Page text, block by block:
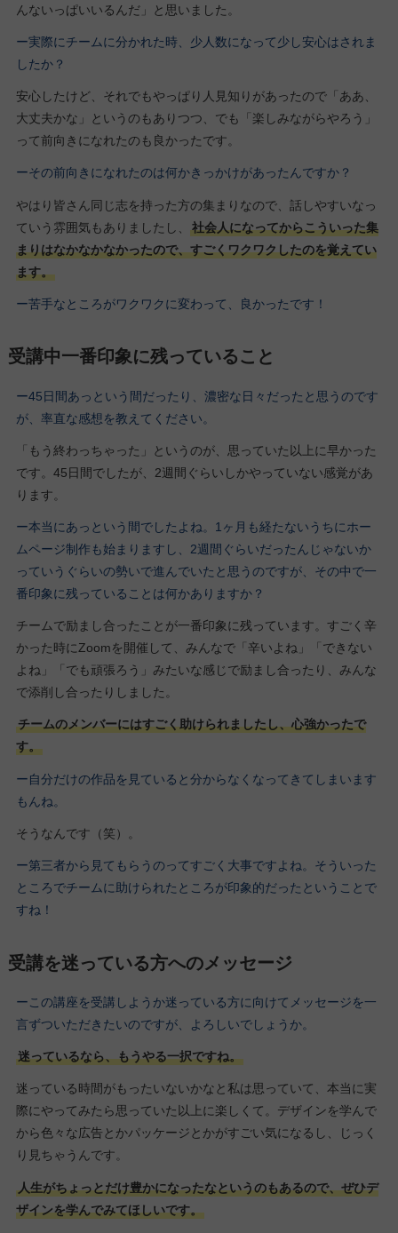
んないっぱいいるんだ」と思いました。
ー実際にチームに分かれた時、少人数になって少し安心はされま
したか？
安心したけど、それでもやっぱり人見知りがあったので「ああ、
大丈夫かな」というのもありつつ、でも「楽しみながらやろう」
って前向きになれたのも良かったです。
ーその前向きになれたのは何かきっかけがあったんですか？
やはり皆さん同じ志を持った方の集まりなので、話しやすいなっ
ていう雰囲気もありましたし、
社会人になってからこういった集
まりはなかなかなかったので、すごくワクワクしたのを覚えてい
ます。
ー苦手なところがワクワクに変わって、良かったです！
受講中一番印象に残っていること
ー45日間あっという間だったり、濃密な日々だったと思うのです
が、率直な感想を教えてください。
「もう終わっちゃった」というのが、思っていた以上に早かった
です。45日間でしたが、2週間ぐらいしかやっていない感覚があ
ります。
ー本当にあっという間でしたよね。1ヶ月も経たないうちにホー
ムページ制作も始まりますし、2週間ぐらいだったんじゃないか
っていうぐらいの勢いで進んでいたと思うのですが、その中で一
番印象に残っていることは何かありますか？
チームで励まし合ったことが一番印象に残っています。すごく辛
かった時にZoomを開催して、みんなで「辛いよね」「できない
よね」「でも頑張ろう」みたいな感じで励まし合ったり、みんな
で添削し合ったりしました。
チームのメンバーにはすごく助けられましたし、心強かったで
す。
ー自分だけの作品を見ていると分からなくなってきてしまいます
もんね。
そうなんです（笑）。
ー第三者から見てもらうのってすごく大事ですよね。そういった
ところでチームに助けられたところが印象的だったということで
すね！
受講を迷っている方へのメッセージ
ーこの講座を受講しようか迷っている方に向けてメッセージを一
言ずついただきたいのですが、よろしいでしょうか。
迷っているなら、もうやる一択ですね。
迷っている時間がもったいないかなと私は思っていて、本当に実
際にやってみたら思っていた以上に楽しくて。デザインを学んで
から色々な広告とかパッケージとかがすごい気になるし、じっく
り見ちゃうんです。
人生がちょっとだけ豊かになったなというのもあるので、ぜひデ
ザインを学んでみてほしいです。